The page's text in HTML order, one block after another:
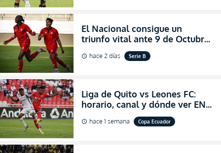
El Nacional consigue un
triunfo vital ante 9 de Octubre
para encender la fe en la
salvación
schedule hace 2 días Serie B
Liga de Quito vs Leones FC:
horario, canal y dónde ver EN
VIVO los octavos de final de la
Copa Ecuador 2026
schedule hace 1 semana Copa Ecuador